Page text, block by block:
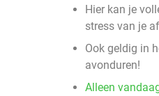
Hier kan je
stress van je
Ook geldig in
avonduren!
Alleen